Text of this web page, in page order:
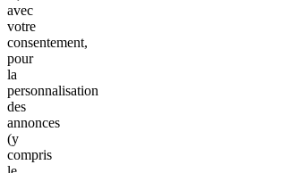
avec
votre
consentement,
pour
la
personnalisation
des
annonces
(y
compris